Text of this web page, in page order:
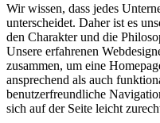
Wir wissen, dass jedes
unterscheidet. Daher ist es
den Charakter und die
Unsere erfahrenen
zusammen, um eine
ansprechend als auch
benutzerfreundliche
sich auf der Seite leicht